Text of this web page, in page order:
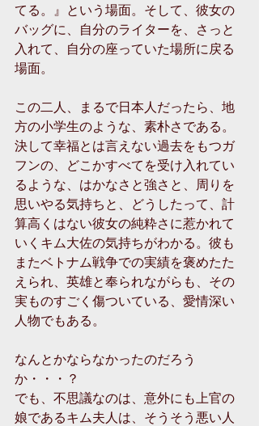
てる。』という場面。そして、彼女の
バッグに、自分のライターを、さっと
入れて、自分の座っていた場所に戻る
場面。
この二人、まるで日本人だったら、地
方の小学生のような、素朴さである。
決して幸福とは言えない過去をもつガ
フンの、どこかすべてを受け入れてい
るような、はかなさと強さと、周りを
思いやる気持ちと、どうしたって、計
算高くはない彼女の純粋さに惹かれて
いくキム大佐の気持ちがわかる。彼も
またベトナム戦争での実績を褒めたた
えられ、英雄と奉られながらも、その
実ものすごく傷ついている、愛情深い
人物でもある。
なんとかならなかったのだろう
か・・・？
でも、不思議なのは、意外にも上官の
娘であるキム夫人は、そうそう悪い人